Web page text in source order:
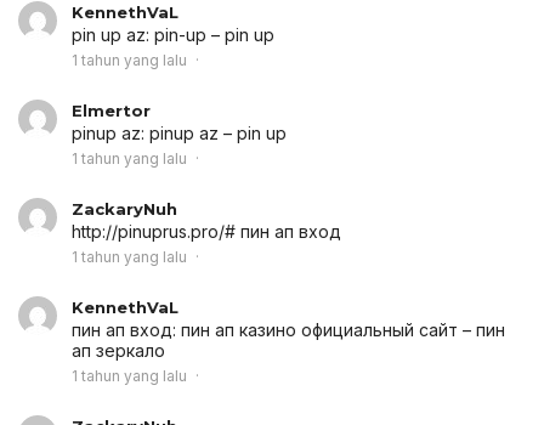
KennethVaL
pin up az: pin-up – pin up
1 tahun yang lalu
Elmertor
pinup az: pinup az – pin up
1 tahun yang lalu
ZackaryNuh
http://pinuprus.pro/# пин ап вход
1 tahun yang lalu
KennethVaL
пин ап вход: пин ап казино официальный сайт – пин
ап зеркало
1 tahun yang lalu